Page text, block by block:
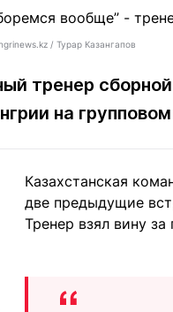
Гороскопы
О проекте
001 44 99
/ Турар Казангапов
тренер
на
Казахстанская
две предыдущие
Тренер взял вину